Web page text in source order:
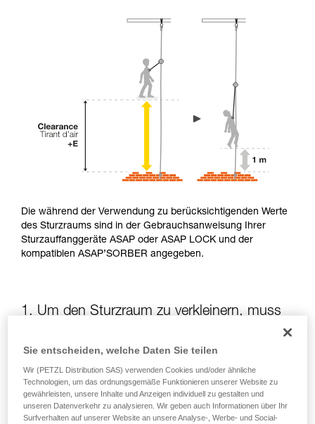
Die während der Verwendung zu berücksichtigenden Werte
des Sturzraums sind in der Gebrauchsanweisung Ihrer
Sturzauffanggeräte ASAP oder ASAP LOCK und der
kompatiblen ASAP’SORBER angegeben.
1. Um den Sturzraum zu verkleinern, muss
Die Position des ASAP oder des ASAP LOCK in Bezug auf
die anwendende Person beeinflusst die Sturzhöhe und somit
die Aufreißlänge des Falldämpfers: Beide Elemente
vergrößern den Sturzraum.
Sie entscheiden, welche Daten Sie teilen
Wir (PETZL Distribution SAS) verwenden Cookies und/oder ähnliche
Technologien, um das ordnungsgemäße Funktionieren unserer Website zu
gewährleisten, unsere Inhalte und Anzeigen individuell zu gestalten und
unseren Datenverkehr zu analysieren. Wir geben auch Informationen über Ihr
Surfverhalten auf unserer Website an unsere Analyse-, Werbe- und Social-